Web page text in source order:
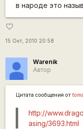
в народе это
favorite_border
15 Окт, 2010 20:58
Warenik
Автор
Цитата сообщения от
http://
asing/3693.html